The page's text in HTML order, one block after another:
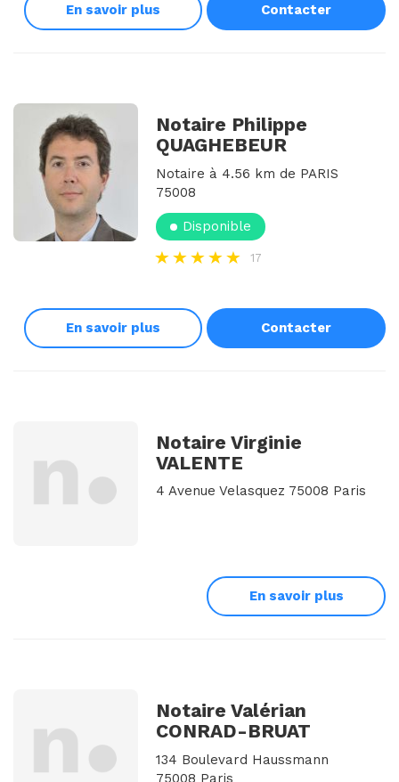
En savoir plus Contacter
Notaire Philippe
QUAGHEBEUR
Notaire à 4.56 km de PARIS
75008
Disponible
17
En savoir plus Contacter
Notaire Virginie
VALENTE
4 Avenue Velasquez 75008 Paris
En savoir plus
Notaire Valérian
CONRAD-BRUAT
134 Boulevard Haussmann
75008 Paris